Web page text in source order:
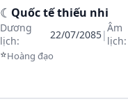
☾ Quốc tế thiếu nhi
Dương
lịch:
22/07/2085|Âm
lịch:
⭐Hoàng đạo